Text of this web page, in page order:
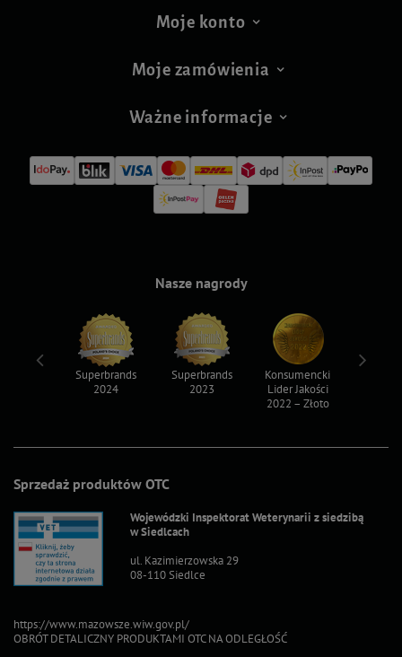
Moje konto
Moje zamówienia
Ważne informacje
Sprzedaż produktów OTC
Wojewódzki Inspektorat Weterynarii z siedzibą
w Siedlcach
ul. Kazimierzowska 29
08-110 Siedlce
https://www.mazowsze.wiw.gov.pl/
OBRÓT DETALICZNY PRODUKTAMI OTC NA ODLEGŁOŚĆ
Nasze nagrody
Superbrands
2024
Superbrands
2023
Konsumencki
Lider Jakości
2022 – Złoto